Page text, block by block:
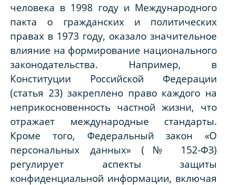
человека в 1998 году и Международного
пакта о гражданских и политических
правах в 1973 году, оказало значительное
влияние на формирование национального
законодательства. Например, в
Конституции Российской Федерации
(статья 23) закреплено право каждого на
неприкосновенность частной жизни, что
отражает международные стандарты.
Кроме того, Федеральный закон «О
персональных данных» (№ 152-ФЗ)
регулирует аспекты защиты
конфиденциальной информации, включая